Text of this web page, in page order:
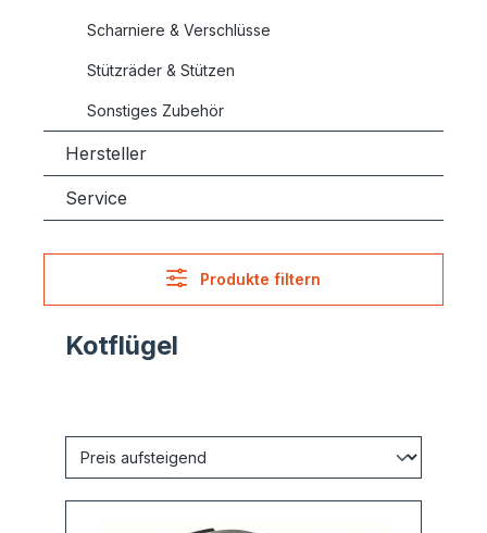
Scharniere & Verschlüsse
Stützräder & Stützen
Sonstiges Zubehör
Hersteller
Service
Produkte filtern
Kotflügel